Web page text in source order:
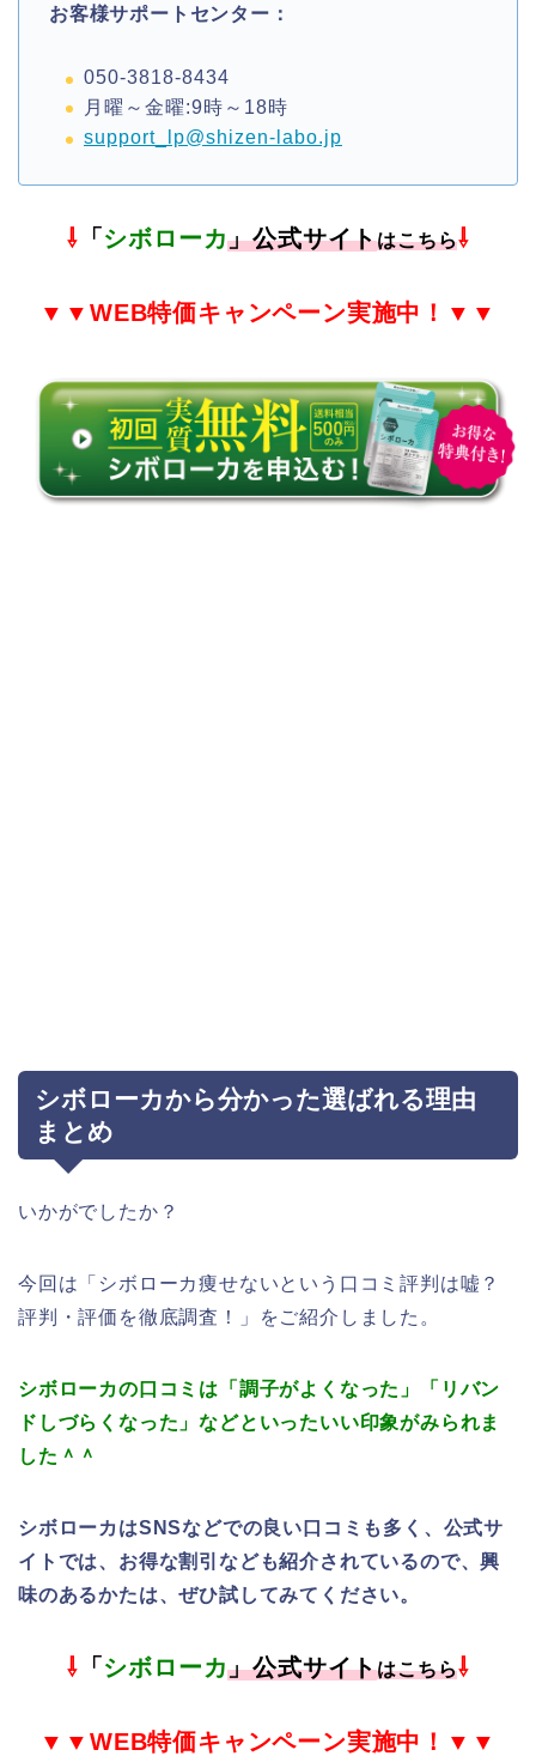
お客様サポートセンター：
050-3818-8434
月曜～金曜:9時～18時
support_lp@shizen-labo.jp
⇩ 「 シボローカ」公式サイトはこちら⇩
▼▼ WEB特価キャンペーン実施中！▼▼
シボローカから分かった選ばれる理由
まとめ
いかがでしたか？
今回は「シボローカ痩せないという口コミ評判は嘘？
評判・評価を徹底調査！」をご紹介しました。
シボローカの口コミは「調子がよくなった」「リバン
ドしづらくなった」などといったいい印象がみられま
した＾＾
シボローカはSNSなどでの良い口コミも多く、公式サ
イトでは、お得な割引なども紹介されているので、興
味のあるかたは、ぜひ試してみてください。
⇩ 「シボローカ」公式サイトはこちら⇩
▼▼ WEB特価キャンペーン実施中！▼▼